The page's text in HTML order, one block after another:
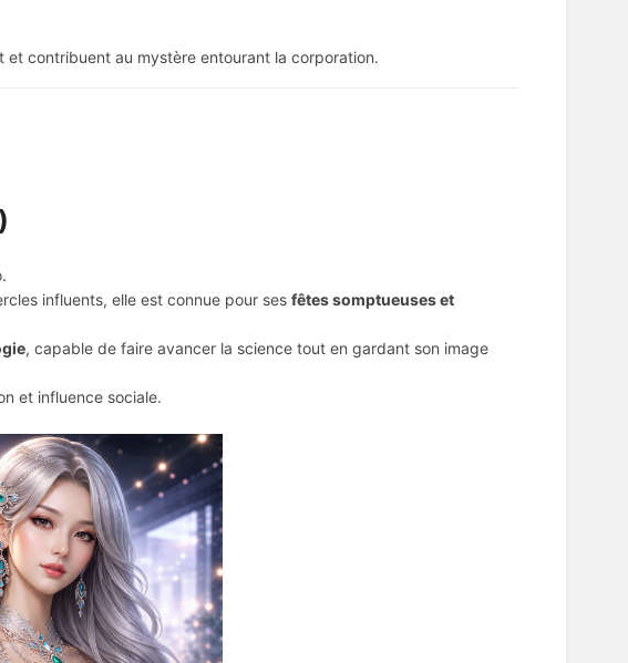
et contribuent au mystère entourant la corporation.
influents, elle est connue pour ses fêtes somptueuses et
, capable de faire avancer la science tout en gardant son image
et influence sociale.